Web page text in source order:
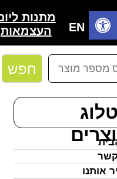
חפש
אותנו
EN
מתנות
העצמאות